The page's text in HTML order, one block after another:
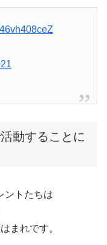
動することに
ントたちは
まれです。